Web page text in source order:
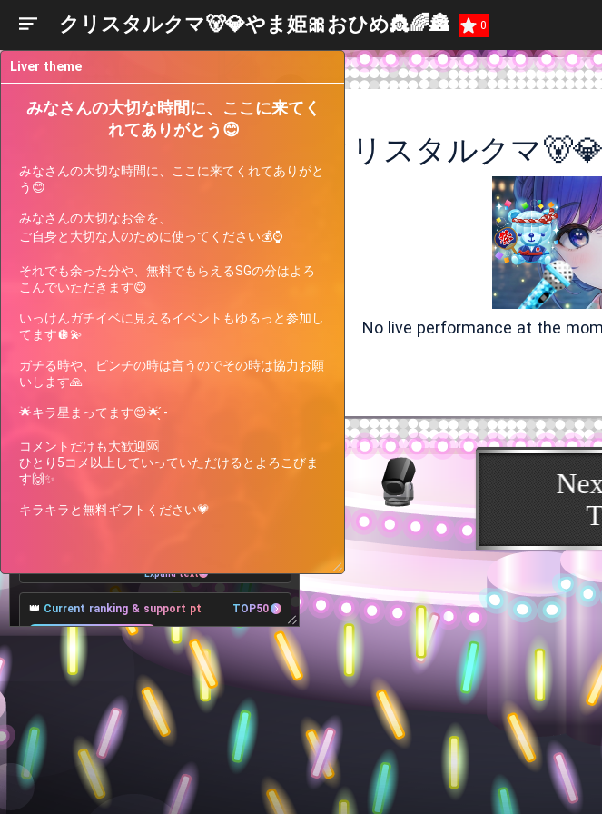
クリスタルクマ🐻💎やま姫🎀おひめ👸🌈🏯 0
No live performance at the
Current
Participating
Liver
Only 1 left to go.
て、最高の夏へ！超カラオケ強化WEEK！
[Silver1~Silver3]1
いてね (*｣´□`)｣福井、山梨、佐賀の
人いませんかー
Expand text
👑 Current ranking & support pt TOP50
187,770pt
5Place
+10,859pt
7Place
-24,161pt
Target Lv, Support pt, Benefits All 40Lv
Goals 23Lv200,000pt
12,230pt more to achieve
20万pt達成！総合ランキング21〜25位特典
Liver theme
みなさんの大切な時間に、ここに来てく
れてありがとう😊
みなさんの大切な時間に、ここに来てくれてありがと
う😊
みなさんの大切なお金を、
ご自身と大切な人のために使ってください💰⌚
それでも余った分や、無料でもらえるSGの分はよろ
こんでいただきます😋
いっけんガチイベに見えるイベントもゆるっと参加し
てます🪩💫
ガチる時や、ピンチの時は言うのでその時は協力お願
いします🙏
🌟キラ星まってます😊🌟 ̖́-
コメントだけも大歓迎🆘
ひとり5コメ以上していっていただけるとよろこびま
す🙌✨
キラキラと無料ギフトください💗